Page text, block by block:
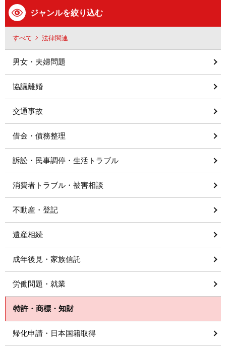
ジャンルを絞り込む
すべて 法律関連
男女・夫婦問題
協議離婚
交通事故
借金・債務整理
訴訟・民事調停・生活トラブル
消費者トラブル・被害相談
不動産・登記
遺産相続
成年後見・家族信託
労働問題・就業
特許・商標・知財
帰化申請・日本国籍取得